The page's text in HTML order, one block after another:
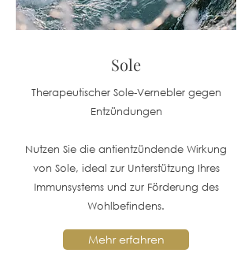
Sole
Therapeutischer Sole-Vernebler gegen
Entzündungen
Nutzen Sie die antientzündende Wirkung
von Sole, ideal zur Unterstützung Ihres
Immunsystems und zur Förderung des
Wohlbefindens.
Mehr erfahren